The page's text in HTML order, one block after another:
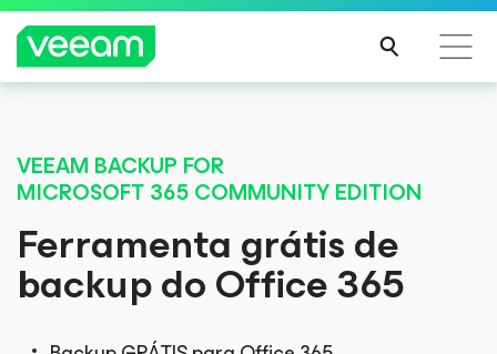
pela atualização de conteúdo da CrowdStrike
LEIA
VEEAM BACKUP FOR
MICROSOFT 365COMMUNITY EDITION
Ferramenta grátis de
backupdo Office 365